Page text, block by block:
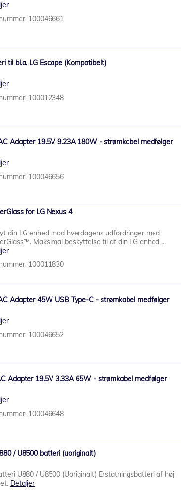
100046661
til bl.a. LG Escape (Kompatibelt)
100012348
Adapter 19.5V 9.23A 180W - strømkabel medfølger
100046656
for LG Nexus 4
din LG enhed mod hverdagens udfordringer med
Maksimal beskyttelse til af din LG enhed ...
100011830
Adapter 45W USB Type-C - strømkabel medfølger
100046652
Adapter 19.5V 3.33A 65W - strømkabel medfølger
100046648
/ U8500 batteri (uoriginalt)
U880 / U8500 (Uoriginalt) Erstatningsbatteri af høj
Detaljer